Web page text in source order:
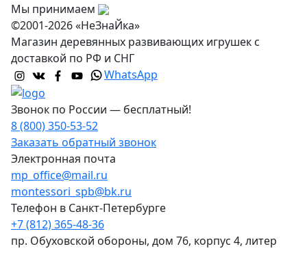
Мы принимаем
©2001-2026 «НеЗнаЙка»
Магазин деревянных развивающих игрушек с
доставкой по РФ и СНГ
WhatsApp
Звонок по России — бесплатный!
8 (800) 350-53-52
Заказать обратный звонок
Электронная почта
mp_office@mail.ru
montessori_spb@bk.ru
Телефон в Санкт-Петербурге
+7 (812) 365-48-36
пр. Обуховской обороны, дом 76, корпус 4, литер